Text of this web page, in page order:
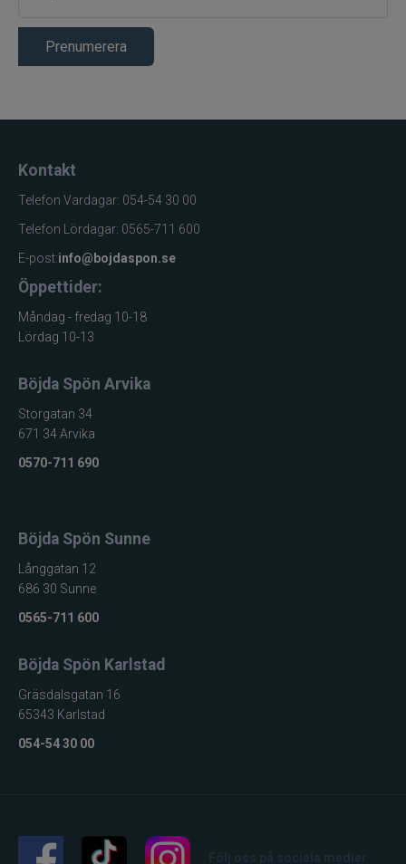
Prenumerera
Kontakt
Telefon Vardagar: 054-54 30 00
Telefon Lördagar: 0565-711 600
E-post:info@bojdaspon.se
Öppettider:
Måndag - fredag 10-18
Lördag 10-13
Böjda Spön Arvika
Storgatan 34
671 34 Arvika
0570-711 690
Böjda Spön Sunne
Långgatan 12
686 30 Sunne
0565-711 600
Böjda Spön Karlstad
Gräsdalsgatan 16
65343 Karlstad
054-54 30 00